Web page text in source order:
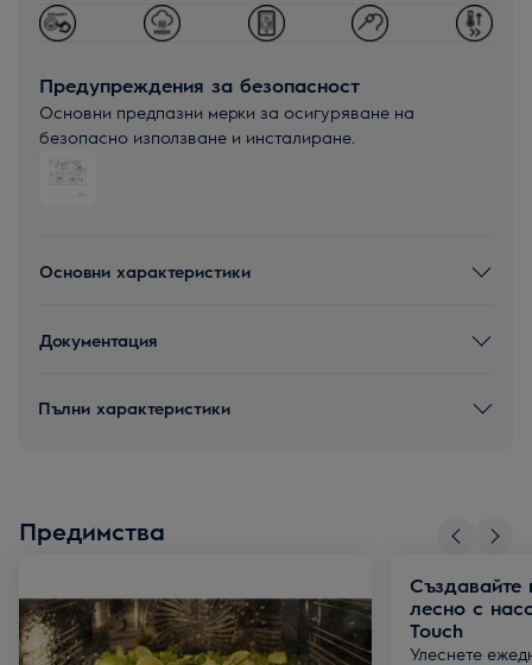
Предупреждения за безопасност
Основни предпазни мерки за осигуряване на
безопасно използване и инсталиране.
Основни характеристики
Документация
Пълни характеристики
Предимства
Създавайте
лесно с
Touch
Улеснете